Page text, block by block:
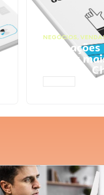
NEGÓCIOS,
Faça
vender
Prompts